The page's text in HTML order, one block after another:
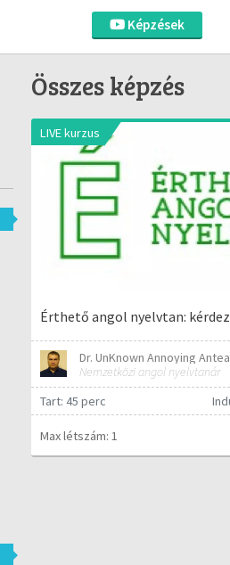
Képzések
Összes képzés
LIVE kurzus
Érthető angol nyelvtan:
Dr. UnKnown Annoying
Nemzetközi angol nyelvtanár
Tart: 45 perc
Max létszám: 1